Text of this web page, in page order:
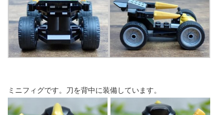
ミニフィグです。刀を背中に装備しています。